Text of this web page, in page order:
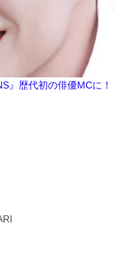
』歴代初の俳優MCに！